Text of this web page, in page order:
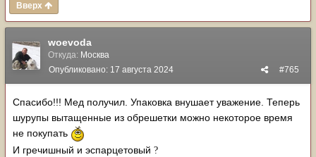
Вверх
woevoda
Откуда: Москва
#765
Опубликовано: 17 августа 2024
Спасибо!!! Мед получил. Упаковка внушает уважение. Теперь
шурупы вытащенные из обрешетки можно некоторое время
не покупать
И гречишный и эспарцетовый ?